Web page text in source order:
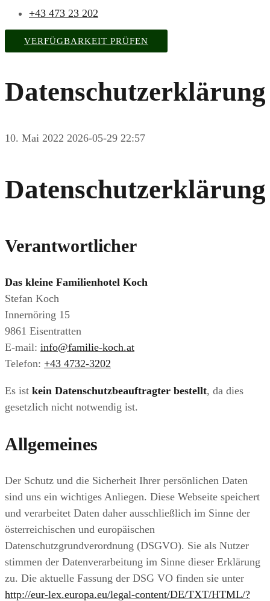
+43 473 23 202
VERFÜGBARKEIT PRÜFEN
Datenschutzerklärung
10. Mai 2022 2026-05-29 22:57
Datenschutzerklärung
Verantwortlicher
Das kleine Familienhotel Koch
Stefan Koch
Innernöring 15
9861 Eisentratten
E-mail: info@familie-koch.at
Telefon: +43 4732-3202
Es ist kein Datenschutzbeauftragter bestellt, da dies
gesetzlich nicht notwendig ist.
Allgemeines
Der Schutz und die Sicherheit Ihrer persönlichen Daten
sind uns ein wichtiges Anliegen. Diese Webseite speichert
und verarbeitet Daten daher ausschließlich im Sinne der
österreichischen und europäischen
Datenschutzgrundverordnung (DSGVO). Sie als Nutzer
stimmen der Datenverarbeitung im Sinne dieser Erklärung
zu. Die aktuelle Fassung der DSG VO finden sie unter
http://eur-lex.europa.eu/legal-content/DE/TXT/HTML/?